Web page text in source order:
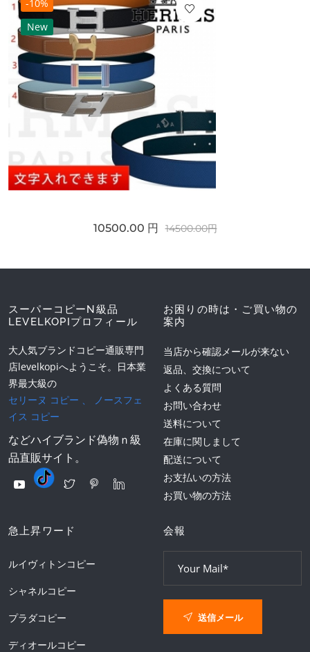
-10%
New
10500.00 円 14500.00円
スーパーコピーN級品
LEVELKOPIプロフィール
大人気ブランドコピー通販専門
店levelkopiへようこそ。日本業
界最大級の
セリーヌ コピー 、
ノースフェ
イス コピー
などハイブランド偽物ｎ級
品直販サイト。
お困りの時は・ご買い物の
案内
当店から確認メールが来ない
返品、交換について
よくある質問
お問い合わせ
送料について
在庫に関しまして
配送について
お支払いの方法
お買い物の方法
急上昇ワード
ルイヴィトンコピー
シャネルコピー
プラダコピー
ディオールコピー
会報
送信メール